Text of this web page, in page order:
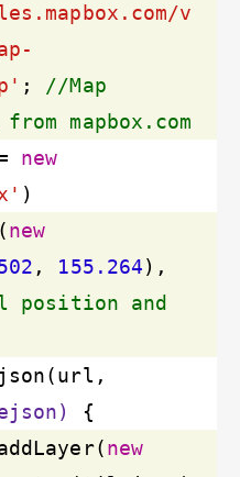
v
; //Map
mapbox.com
new
new
, 155.264
and
{
map.addLayer(
new